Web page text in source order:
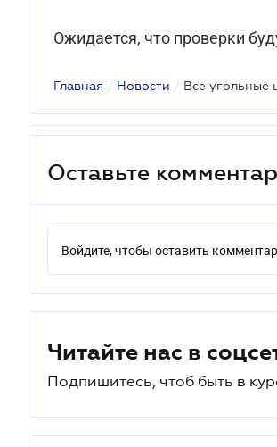
Ожидается, что проверки
Главная / Новости / Все угольные
Оставьте
Войдите, чтобы оставить
Читайте нас в
Подпишитесь, чтоб быть в